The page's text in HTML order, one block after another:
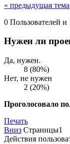
« предыдущая тема
0 Пользователей и
Нужен ли
Да, нужен.
8 (80%)
Нет, не нужен
2 (20%)
Проголосовало
Печать
Вниз Страницы1
Действия